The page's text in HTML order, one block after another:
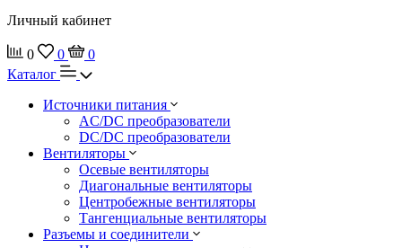
Личный кабинет
0 0
0
Каталог
Источники питания
AC/DC преобразователи
DC/DC преобразователи
Вентиляторы
Осевые вентиляторы
Диагональные вентиляторы
Центробежные вентиляторы
Тангенциальные вентиляторы
Разъемы и соединители